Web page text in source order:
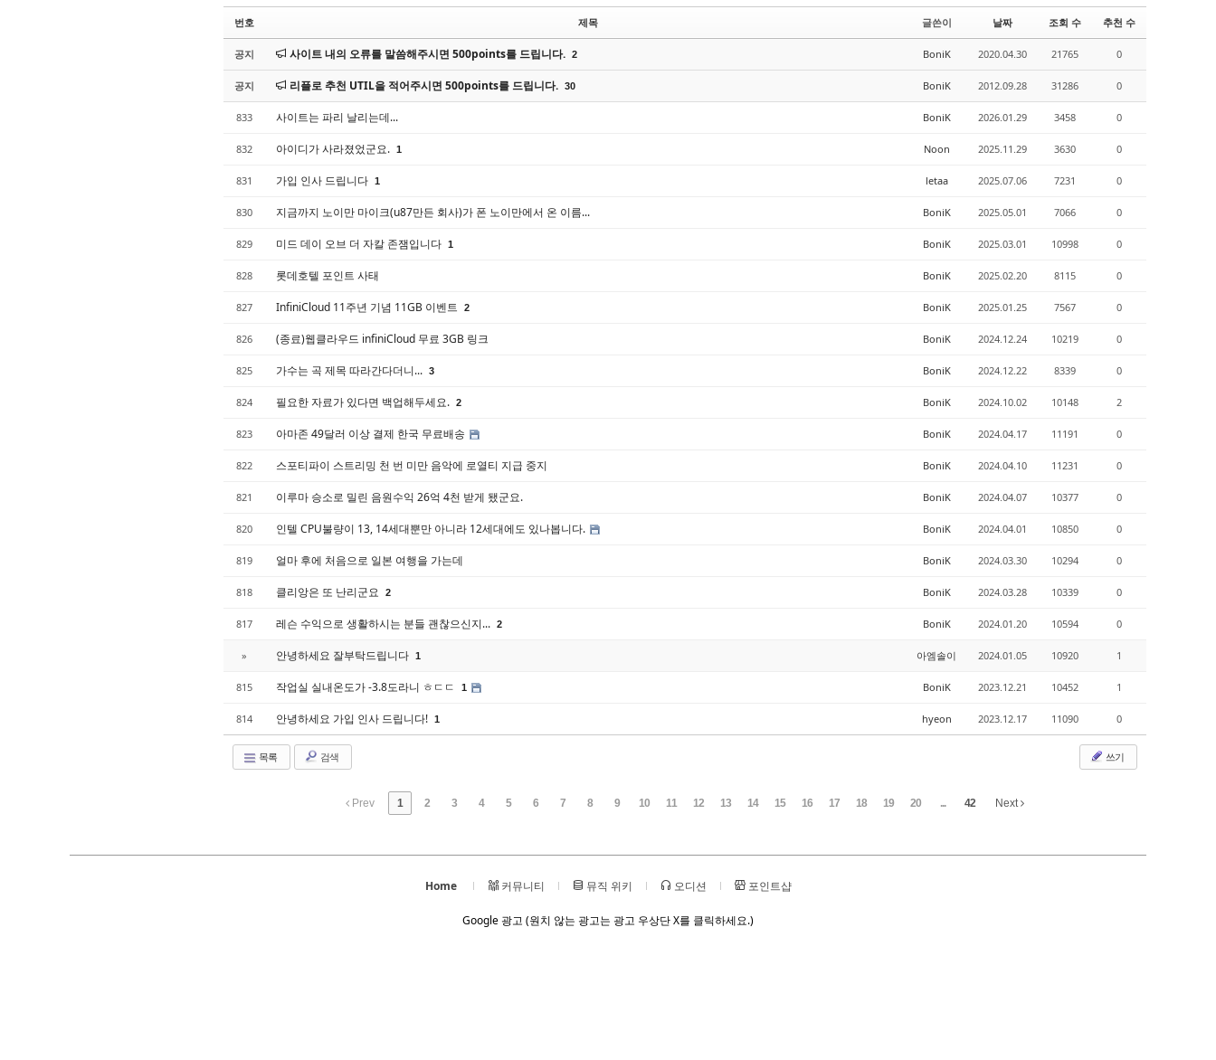
번호 제목 글쓴이 날짜 조회 수 추천 수
공지 사이트 내의 오류를 말씀해주시면 500points를 드립니다. 2 BoniK 2020.04.30 21765 0
공지 리플로 추천 UTIL을 적어주시면 500points를 드립니다. 30 BoniK 2012.09.28 31286 0
833 사이트는 파리 날리는데... BoniK 2026.01.29 3458 0
832 아이디가 사라졌었군요. 1 Noon 2025.11.29 3630 0
831 가입 인사 드립니다 1 letaa 2025.07.06 7231 0
830 지금까지 노이만 마이크(u87만든 회사)가 폰 노이만에서 온 이름... BoniK 2025.05.01 7066 0
829 미드 데이 오브 더 자칼 존잼입니다 1 BoniK 2025.03.01 10998 0
828 롯데호텔 포인트 사태 BoniK 2025.02.20 8115 0
827 InfiniCloud 11주년 기념 11GB 이벤트 2 BoniK 2025.01.25 7567 0
826 (종료)웹클라우드 infiniCloud 무료 3GB 링크 BoniK 2024.12.24 10219 0
825 가수는 곡 제목 따라간다더니... 3 BoniK 2024.12.22 8339 0
824 필요한 자료가 있다면 백업해두세요. 2 BoniK 2024.10.02 10148 2
823 아마존 49달러 이상 결제 한국 무료배송 BoniK 2024.04.17 11191 0
822 스포티파이 스트리밍 천 번 미만 음악에 로열티 지급 중지 BoniK 2024.04.10 11231 0
821 이루마 승소로 밀린 음원수익 26억 4천 받게 됐군요. BoniK 2024.04.07 10377 0
820 인텔 CPU불량이 13, 14세대뿐만 아니라 12세대에도 있나봅니다. BoniK 2024.04.01 10850 0
819 얼마 후에 처음으로 일본 여행을 가는데 BoniK 2024.03.30 10294 0
818 클리앙은 또 난리군요 2 BoniK 2024.03.28 10339 0
817 레슨 수익으로 생활하시는 분들 괜찮으신지... 2 BoniK 2024.01.20 10594 0
» 안녕하세요 잘부탁드립니다 1 아엠솔이 2024.01.05 10920 1
815 작업실 실내온도가 -3.8도라니 ㅎㄷㄷ 1 BoniK 2023.12.21 10452 1
814 안녕하세요 가입 인사 드립니다! 1 hyeon 2023.12.17 11090 0
목록 검색 쓰기
Prev 1 2 3 4 5 6 7 8 9 10 11 12 13 14 15 16 17 18 19 20 ... 42 Next
Home 커뮤니티 뮤직 위키 오디션 포인트샵
Google 광고 (원치 않는 광고는 광고 우상단 X를 클릭하세요.)